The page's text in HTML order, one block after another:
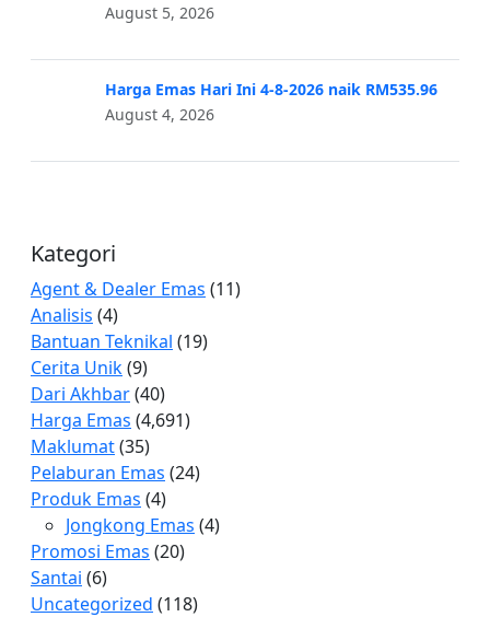
August 5, 2026
Harga Emas Hari Ini 4-8-2026 naik RM535.96
August 4, 2026
Kategori
Agent & Dealer Emas (11)
Analisis (4)
Bantuan Teknikal (19)
Cerita Unik(9)
Dari Akhbar(40)
Harga Emas (4,691)
Maklumat(35)
Pelaburan Emas (24)
Produk Emas (4)
Jongkong Emas (4)
Promosi Emas (20)
Santai (6)
Uncategorized (118)